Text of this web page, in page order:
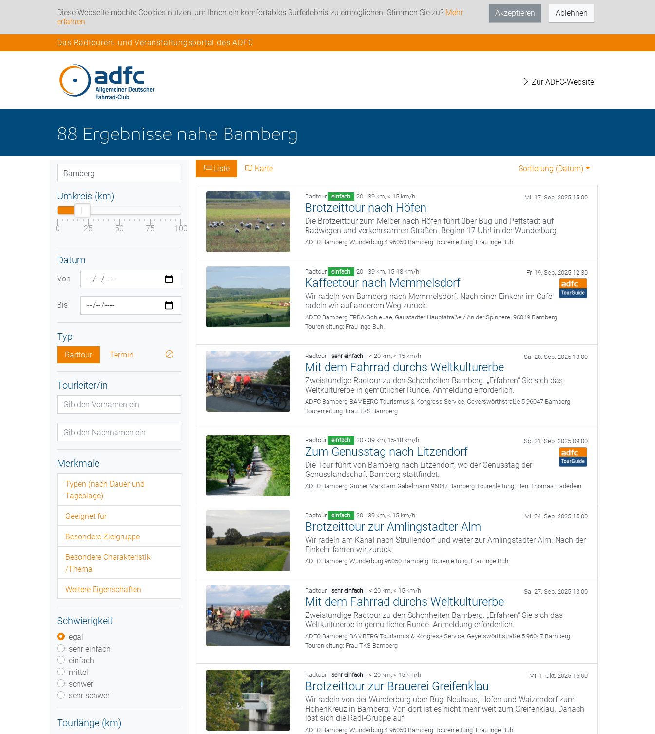
Diese Webseite möchte Cookies nutzen, um Ihnen ein komfortables Surferlebnis zu ermöglichen. Stimmen Sie zu? Mehr
erfahren
Akzeptieren Ablehnen
Das Radtouren- und Veranstaltungsportal des ADFC
Zur ADFC-Website
88 Ergebnisse nahe Bamberg
Umkreis (km)
0 25 50 75 100
Datum
Von
Bis
Typ
Radtour Termin
Tourleiter/in
Merkmale
Typen (nach Dauer und
Tageslage)
Geeignet für
Besondere Zielgruppe
Besondere Charakteristik
/Thema
Weitere Eigenschaften
Schwierigkeit
egal
sehr einfach
einfach
mittel
schwer
sehr schwer
Tourlänge (km)
Liste Karte Sortierung (Datum)
Radtour einfach 20 - 39 km, < 15 km/h Mi. 17. Sep. 2025 15:00
Brotzeittour nach Höfen
Die Brotzeittour zum Melber nach Höfen führt über Bug und Pettstadt auf
Radwegen und verkehrsarmen Straßen. Beginn 17 Uhr! in der Wunderburg
ADFC Bamberg Wunderburg 4 96050 Bamberg Tourenleitung: Frau Inge Buhl
Radtour einfach 20 - 39 km, 15-18 km/h Fr. 19. Sep. 2025 12:30
Kaffeetour nach Memmelsdorf
Wir radeln von Bamberg nach Memmelsdorf. Nach einer Einkehr im Café
radeln wir auf anderem Weg zurück.
ADFC Bamberg ERBA-Schleuse, Gaustadter Hauptstraße / An der Spinnerei 96049 Bamberg
Tourenleitung: Frau Inge Buhl
Radtour sehr einfach < 20 km, < 15 km/h Sa. 20. Sep. 2025 13:00
Mit dem Fahrrad durchs Weltkulturerbe
Zweistündige Radtour zu den Schönheiten Bamberg. „Erfahren“ Sie sich das
Weltkulturerbe in gemütlicher Runde. Anmeldung erforderlich.
ADFC Bamberg BAMBERG Tourismus & Kongress Service, Geyerswörthstraße 5 96047 Bamberg
Tourenleitung: Frau TKS Bamberg
Radtour einfach 20 - 39 km, 15-18 km/h So. 21. Sep. 2025 09:00
Zum Genusstag nach Litzendorf
Die Tour führt von Bamberg nach Litzendorf, wo der Genusstag der
Genusslandschaft Bamberg stattfindet.
ADFC Bamberg Grüner Markt am Gabelmann 96047 Bamberg Tourenleitung: Herr Thomas Haderlein
Radtour einfach 20 - 39 km, < 15 km/h Mi. 24. Sep. 2025 15:00
Brotzeittour zur Amlingstadter Alm
Wir radeln am Kanal nach Strullendorf und weiter zur Amlingstadter Alm. Nach der
Einkehr fahren wir zurück.
ADFC Bamberg Wunderburg 96050 Bamberg Tourenleitung: Frau Inge Buhl
Radtour sehr einfach < 20 km, < 15 km/h Sa. 27. Sep. 2025 13:00
Mit dem Fahrrad durchs Weltkulturerbe
Zweistündige Radtour zu den Schönheiten Bamberg. „Erfahren“ Sie sich das
Weltkulturerbe in gemütlicher Runde. Anmeldung erforderlich.
ADFC Bamberg BAMBERG Tourismus & Kongress Service, Geyerswörthstraße 5 96047 Bamberg
Tourenleitung: Frau TKS Bamberg
Radtour sehr einfach < 20 km, < 15 km/h Mi. 1. Okt. 2025 15:00
Brotzeittour zur Brauerei Greifenklau
Wir radeln von der Wunderburg über Bug, Neuhaus, Höfen und Waizendorf zum
HohenKreuz in Bamberg. Von dort ist es nicht mehr weit zum Greifenklau. Danach
löst sich die Radl-Gruppe auf.
ADFC Bamberg Wunderburg 4 96050 Bamberg Tourenleitung: Frau Inge Buhl